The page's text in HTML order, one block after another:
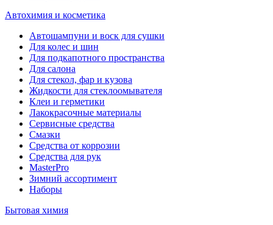
Автохимия и косметика
Автошампуни и воск для сушки
Для колес и шин
Для подкапотного пространства
Для салона
Для стекол, фар и кузова
Жидкости для стеклоомывателя
Клеи и герметики
Лакокрасочные материалы
Сервисные средства
Смазки
Средства от коррозии
Средства для рук
MasterPro
Зимний ассортимент
Наборы
Бытовая химия